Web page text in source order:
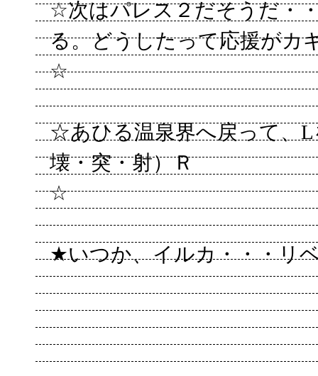
☆次はパレス２だそうだ・
る。どうしたって応援がカ
☆
☆あひる温泉界へ戻って、L
壊・突・射）Ｒ
☆
★いつか、イルカ・・・リ